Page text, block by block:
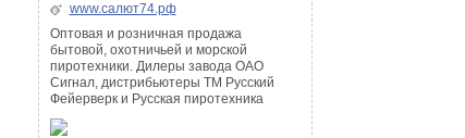
www.салют74.рф
Оптовая и розничная продажа
бытовой, охотничьей и морской
пиротехники. Дилеры завода ОАО
Сигнал, дистрибьютеры ТМ Русский
Фейерверк и Русская пиротехника